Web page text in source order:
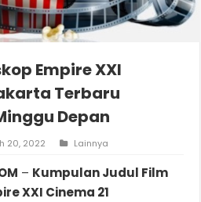
Empire XXI
Terbaru
Depan
20, 2022 Lainnya
– Kumpulan Judul Film
XXI Cinema 21